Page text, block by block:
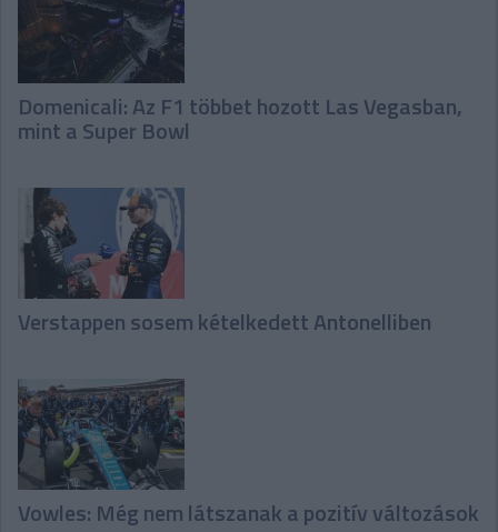
Domenicali: Az F1 többet hozott Las Vegasban,
mint a Super Bowl
Verstappen sosem kételkedett Antonelliben
Vowles: Még nem látszanak a pozitív változások